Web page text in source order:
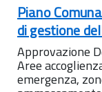
Piano
di gestione
Approvazione
Aree
emergenza,